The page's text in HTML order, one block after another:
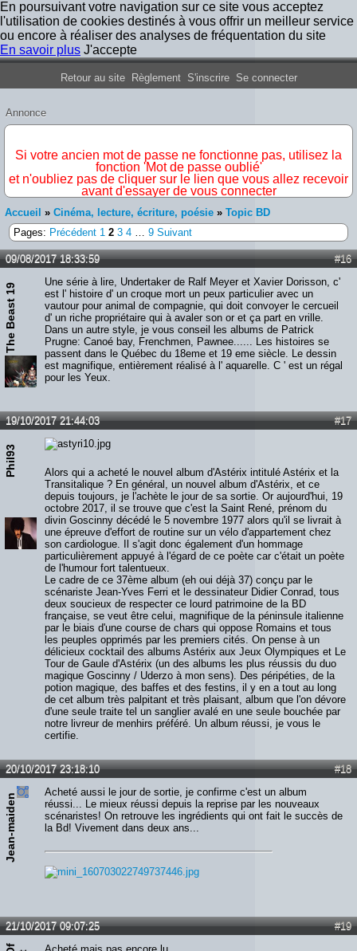
En poursuivant votre navigation sur ce site vous acceptez
l'utilisation de cookies destinés à vous offrir un meilleur service
ou encore à réaliser des analyses de fréquentation du site
En savoir plus J'accepte
Forum Iron Maiden France
Retour au site Règlement S'inscrire Se connecter
Annonce
Si votre ancien mot de passe ne fonctionne pas, utilisez la
fonction 'Mot de passe oublié'
et n'oubliez pas de cliquer sur le lien que vous allez recevoir
avant d'essayer de vous connecter
Accueil » Cinéma, lecture, écriture, poésie » Topic BD
Pages: Précédent 1 2 3 4 … 9 Suivant
#16
09/08/2017 18:33:59
The Beast 19
Une série à lire, Undertaker de Ralf Meyer et Xavier Dorisson, c'
est l' histoire d' un croque mort un peux particulier avec un
vautour pour animal de compagnie, qui doit convoyer le cercueil
d' un riche propriétaire qui à avaler son or et ça part en vrille.
Dans un autre style, je vous conseil les albums de Patrick
Prugne: Canoé bay, Frenchmen, Pawnee...... Les histoires se
passent dans le Québec du 18eme et 19 eme siècle. Le dessin
est magnifique, entièrement réalisé à l' aquarelle. C ' est un régal
pour les Yeux.
#17
19/10/2017 21:44:03
Phil93
Alors qui a acheté le nouvel album d'Astérix intitulé Astérix et la
Transitalique ? En général, un nouvel album d'Astérix, et ce
depuis toujours, je l'achète le jour de sa sortie. Or aujourd'hui, 19
octobre 2017, il se trouve que c'est la Saint René, prénom du
divin Goscinny décédé le 5 novembre 1977 alors qu'il se livrait à
une épreuve d'effort de routine sur un vélo d'appartement chez
son cardiologue. Il s'agit donc également d'un hommage
particulièrement appuyé à l'égard de ce poète car c'était un poète
de l'humour fort talentueux.
Le cadre de ce 37ème album (eh oui déjà 37) conçu par le
scénariste Jean-Yves Ferri et le dessinateur Didier Conrad, tous
deux soucieux de respecter ce lourd patrimoine de la BD
française, se veut être celui, magnifique de la péninsule italienne
par le biais d'une course de chars qui oppose Romains et tous
les peuples opprimés par les premiers cités. On pense à un
délicieux cocktail des albums Astérix aux Jeux Olympiques et Le
Tour de Gaule d'Astérix (un des albums les plus réussis du duo
magique Goscinny / Uderzo à mon sens). Des péripéties, de la
potion magique, des baffes et des festins, il y en a tout au long
de cet album très palpitant et très plaisant, album que l'on dévore
d'une seule traite tel un sanglier avalé en une seule bouchée par
notre livreur de menhirs préféré. Un album réussi, je vous le
certifie.
#18
20/10/2017 23:18:10
Jean-maiden
Acheté aussi le jour de sortie, je confirme c'est un album
réussi... Le mieux réussi depuis la reprise par les nouveaux
scénaristes! On retrouve les ingrédients qui ont fait le succès de
la Bd! Vivement dans deux ans...
#19
21/10/2017 09:07:25